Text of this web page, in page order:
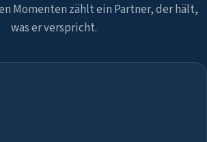
Momenten zählt ein Partner, der hält,
was er verspricht.